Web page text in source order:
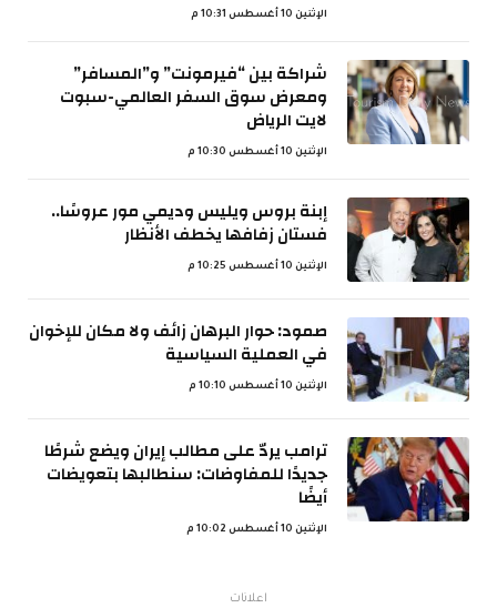
الإثنين 10 أغسطس 10:31 م
شراكة بين “فيرمونت” و”المسافر”
ومعرض سوق السفر العالمي-سبوت
لايت الرياض
الإثنين 10 أغسطس 10:30 م
إبنة بروس ويليس وديمي مور عروسًا..
فستان زفافها يخطف الأنظار
الإثنين 10 أغسطس 10:25 م
صمود: حوار البرهان زائف ولا مكان للإخوان
في العملية السياسية
الإثنين 10 أغسطس 10:10 م
ترامب يردّ على مطالب إيران ويضع شرطًا
جديدًا للمفاوضات: سنطالبها بتعويضات
أيضًا
الإثنين 10 أغسطس 10:02 م
اعلانات